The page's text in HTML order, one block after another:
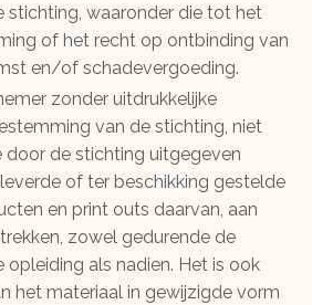
stichting, waaronder die tot het
of het recht op ontbinding van
en/of schadevergoeding.
zonder uitdrukkelijke
van de stichting, niet
door de stichting uitgegeven
of ter beschikking gestelde
en print outs daarvan, aan
zowel gedurende de
als nadien. Het is ook
het materiaal in gewijzigde vorm